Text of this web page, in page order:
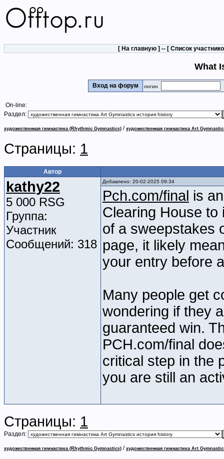
[ На главную ] -- [ Список
What
Вход на форум логин
On-line:
Раздел:
художественная гимнастика (Rhythmic Gymnastics) / художественная гимнастика Art
Страницы: 1
Автор
kathy22
5 000 RSG
Группа:
Участник
Сообщений: 318
Добавлено: 20-02-2025 09:34
Pch.com/final is
Clearing House to
of a sweepstakes
page, it likely
your entry before
Many people get
wondering if they
guaranteed win.
PCH.com/final
critical step in the
you are still an
Страницы: 1
Раздел:
художественная гимнастика (Rhythmic Gymnastics) / художественная гимнастика Art